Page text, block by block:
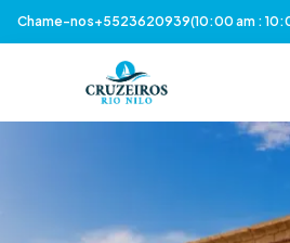
Chame-nos+5523620939(10:00 am :